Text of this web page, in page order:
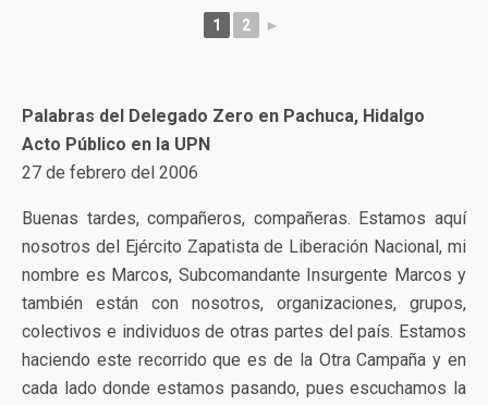
1 2 ►
Palabras del Delegado Zero en Pachuca, Hidalgo
Acto Público en la UPN
27 de febrero del 2006
Buenas tardes, compañeros, compañeras. Estamos aquí
nosotros del Ejército Zapatista de Liberación Nacional, mi
nombre es Marcos, Subcomandante Insurgente Marcos y
también están con nosotros, organizaciones, grupos,
colectivos e individuos de otras partes del país. Estamos
haciendo este recorrido que es de la Otra Campaña y en
cada lado donde estamos pasando, pues escuchamos la